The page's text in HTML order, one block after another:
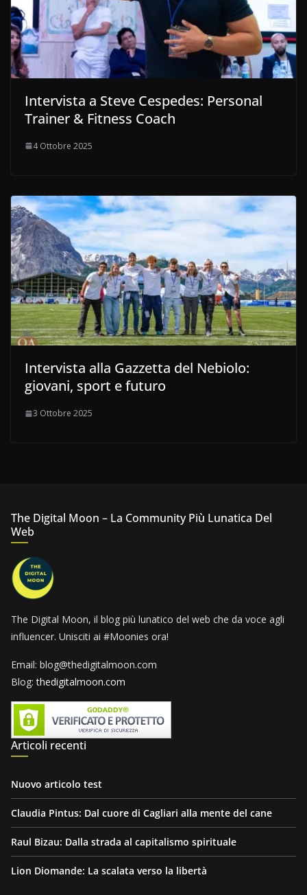
Intervista a Steve Cespedes: Personal
Trainer & Fitness Coach
4 Ottobre 2025
Intervista alla Gazzetta del Nebiolo:
giovani, sport e futuro
3 Ottobre 2025
The Digital Moon – La Community Più Lunatica Del
Web
The Digital Moon, il blog più lunatico del web che da voce agli
influencer. Unisciti ai #Moonies ora!
Email: blog@thedigitalmoon.com
Blog:thedigitalmoon.com
Articoli recenti
Nuovo articolo test
Claudia Pintus: Dal cuore di Cagliari alla mente del cane
Raul Bizau: Dalla strada al capitalismo spirituale
Lion Diomande: La scalata verso la libertà